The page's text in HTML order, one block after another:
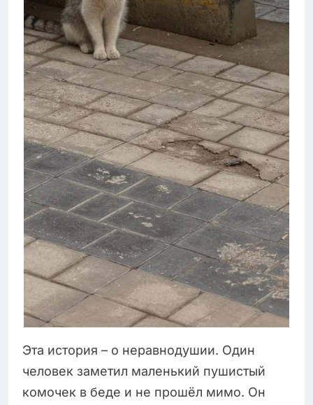
Эта история – о неравнодушии. Один
человек заметил маленький пушистый
комочек в беде и не прошёл мимо. Он